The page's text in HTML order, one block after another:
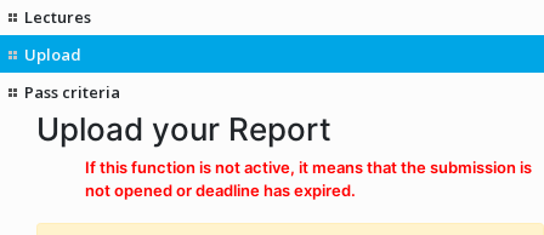
Lectures
Upload
Pass criteria
Upload your Report
If this function is not active, it means that the submission is
not opened or deadline has expired.